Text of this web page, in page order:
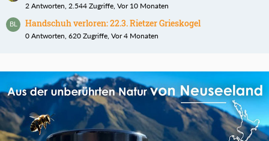
2 Antworten, 2.544 Zugriffe, Vor 10 Monaten
Handschuh verloren: 22.3. Rietzer Grieskogel
0 Antworten, 620 Zugriffe, Vor 4 Monaten